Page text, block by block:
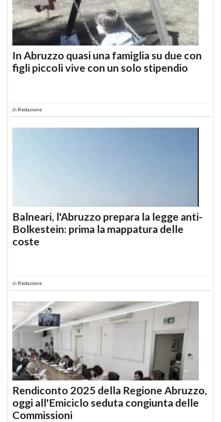
In Abruzzo quasi una famiglia su due con
figli piccoli vive con un solo stipendio
di Redazione
Balneari, l'Abruzzo prepara la legge anti-
Bolkestein: prima la mappatura delle
coste
di Redazione
Rendiconto 2025 della Regione Abruzzo,
oggi all'Emiciclo seduta congiunta delle
Commissioni